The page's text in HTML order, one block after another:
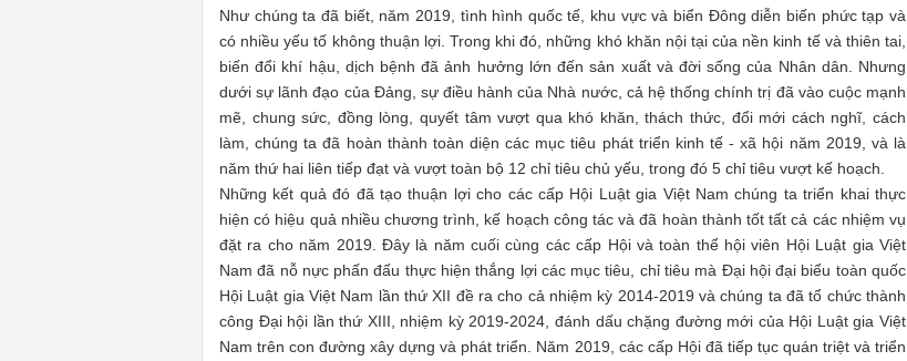
Như chúng ta đã biết, năm 2019, tình hình quốc tế, khu vực và biển Đông diễn biến phức tạp và
có nhiều yếu tố không thuận lợi. Trong khi đó, những khó khăn nội tại của nền kinh tế và thiên tai,
biến đổi khí hậu, dịch bệnh đã ảnh hưởng lớn đến sản xuất và đời sống của Nhân dân. Nhưng
dưới sự lãnh đạo của Đảng, sự điều hành của Nhà nước, cả hệ thống chính trị đã vào cuộc mạnh
mẽ, chung sức, đồng lòng, quyết tâm vượt qua khó khăn, thách thức, đổi mới cách nghĩ, cách
làm, chúng ta đã hoàn thành toàn diện các mục tiêu phát triển kinh tế - xã hội năm 2019, và là
năm thứ hai liên tiếp đạt và vượt toàn bộ 12 chỉ tiêu chủ yếu, trong đó 5 chỉ tiêu vượt kế hoạch.
Những kết quả đó đã tạo thuận lợi cho các cấp Hội Luật gia Việt Nam chúng ta triển khai thực
hiện có hiệu quả nhiều chương trình, kế hoạch công tác và đã hoàn thành tốt tất cả các nhiệm vụ
đặt ra cho năm 2019. Đây là năm cuối cùng các cấp Hội và toàn thể hội viên Hội Luật gia Việt
Nam đã nỗ nực phấn đấu thực hiện thắng lợi các mục tiêu, chỉ tiêu mà Đại hội đại biểu toàn quốc
Hội Luật gia Việt Nam lần thứ XII đề ra cho cả nhiệm kỳ 2014-2019 và chúng ta đã tổ chức thành
công Đại hội lần thứ XIII, nhiệm kỳ 2019-2024, đánh dấu chặng đường mới của Hội Luật gia Việt
Nam trên con đường xây dựng và phát triển. Năm 2019, các cấp Hội đã tiếp tục quán triệt và triển